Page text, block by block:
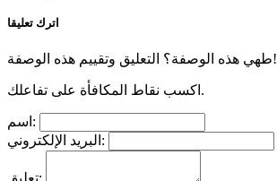
اترك تعليقا
طهي هذه الوصفة؟ التعليق وتقييم هذه الوصفة!
اكسب نقاط المكافأة على تفاعلك.
اسم:
البريد الإلكتروني: